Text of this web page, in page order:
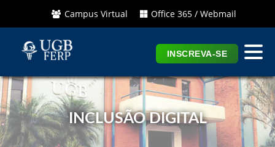
Campus Virtual Office 365 / Webmail
INSCREVA-SE
INCLUSÃO DIGITAL